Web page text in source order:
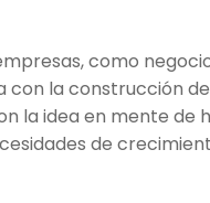
como
la construcción
la idea en mente de
de